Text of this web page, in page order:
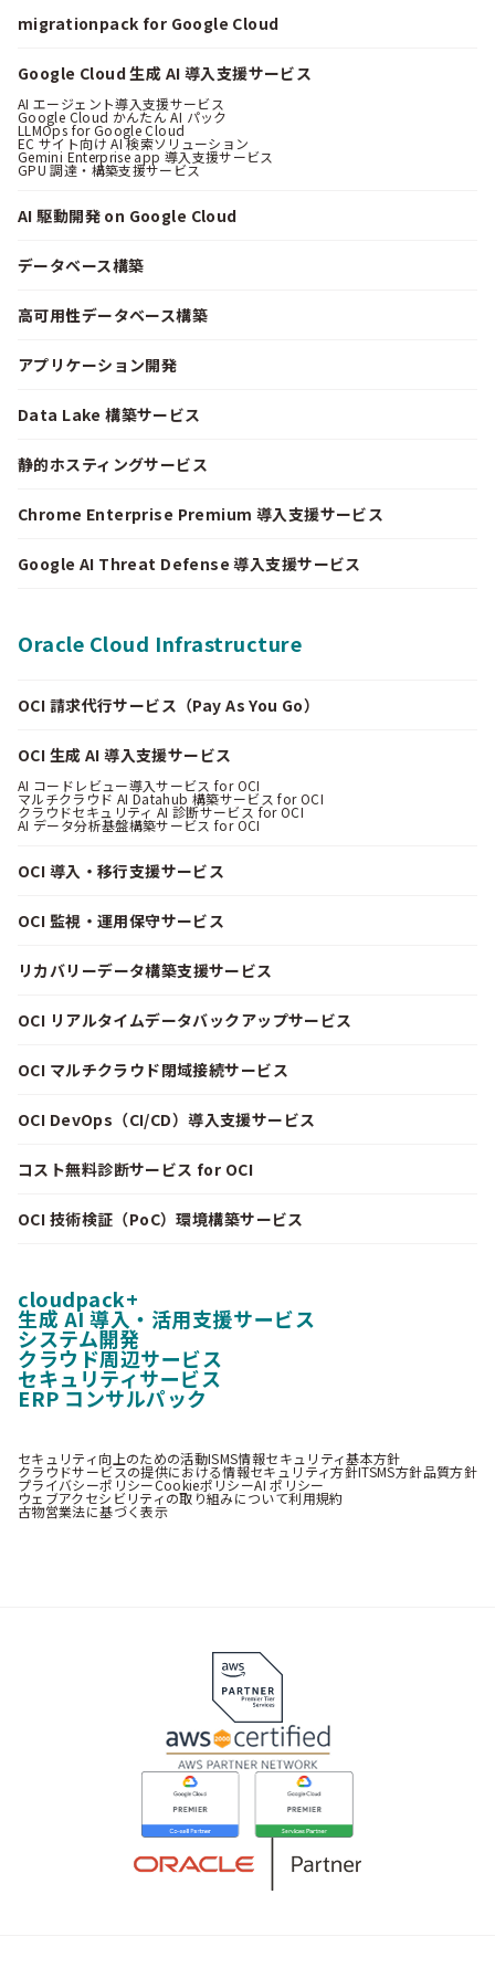
migrationpack for Google Cloud
Google Cloud 生成 AI 導入支援サービス
AI エージェント導入支援サービス
Google Cloud かんたん AI パック
LLMOps for Google Cloud
EC サイト向け AI 検索ソリューション
Gemini Enterprise app 導入支援サービス
GPU 調達・構築支援サービス
AI 駆動開発 on Google Cloud
データベース構築
高可用性データベース構築
アプリケーション開発
Data Lake 構築サービス
静的ホスティングサービス
Chrome Enterprise Premium 導入支援サービス
Google AI Threat Defense 導入支援サービス
Oracle Cloud Infrastructure
OCI 請求代行サービス（Pay As You Go）
OCI 生成 AI 導入支援サービス
AI コードレビュー導入サービス for OCI
マルチクラウド AI Datahub 構築サービス for OCI
クラウドセキュリティ AI 診断サービス for OCI
AI データ分析基盤構築サービス for OCI
OCI 導入・移行支援サービス
OCI 監視・運用保守サービス
リカバリーデータ構築支援サービス
OCI リアルタイムデータバックアップサービス
OCI マルチクラウド閉域接続サービス
OCI DevOps（CI/CD）導入支援サービス
コスト無料診断サービス for OCI
OCI 技術検証（PoC）環境構築サービス
cloudpack+
生成 AI 導入・活用支援サービス
システム開発
クラウド周辺サービス
セキュリティサービス
ERP コンサルパック
セキュリティ向上のための活動ISMS情報セキュリティ基本方針
クラウドサービスの提供における情報セキュリティ方針ITSMS方針品質方針
プライバシーポリシーCookieポリシーAI ポリシー
ウェブアクセシビリティの取り組みについて利用規約
古物営業法に基づく表示